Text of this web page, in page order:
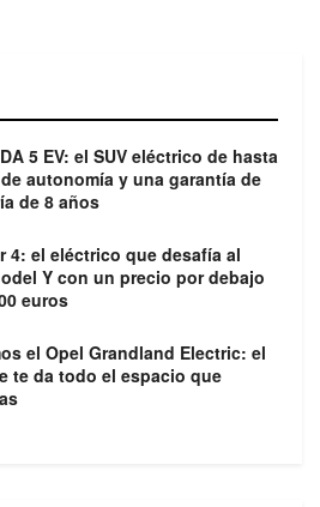
5 EV: el SUV eléctrico de hasta
autonomía y una garantía de
de 8 años
4: el eléctrico que desafía al
Y con un precio por debajo
euros
el Opel Grandland Electric: el
te da todo el espacio que